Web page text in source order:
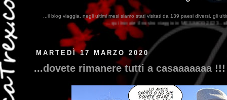
...il blog viaggia, negli ultimi mesi siamo stati visitati da 139 paesi diversi, gli
...qui trovate il nostro viaggio in MESSICO 2023...clikka qui !!!
MARTEDÌ 17 MARZO 2020
...dovete rimanere tutti a casaaaaaaa !!!